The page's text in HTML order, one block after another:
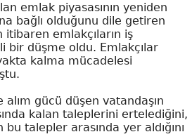
emlak piyasasının yeniden
bağlı olduğunu dile getiren
itibaren emlakçıların iş
bir düşme oldu. Emlakçılar
kalma mücadelesi
gücü düşen vatandaşın
kalan taleplerini ertelediğini,
talepler arasında yer aldığını